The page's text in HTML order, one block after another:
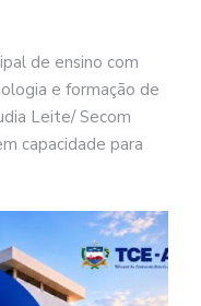
de ensino com
e formação de
Leite/ Secom
capacidade para